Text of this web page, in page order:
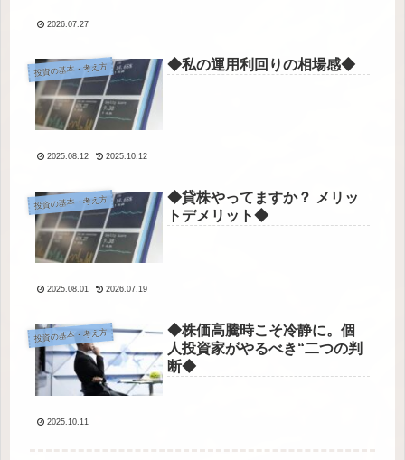
2026.07.27
投資の基本・考え方 ◆私の運用利回りの相場感◆
2025.08.12 2025.10.12
投資の基本・考え方
◆貸株やってますか？ メリッ
トデメリット◆
2025.08.01 2026.07.19
投資の基本・考え方
◆株価高騰時こそ冷静に。個
人投資家がやるべき“二つの判
断◆
2025.10.11